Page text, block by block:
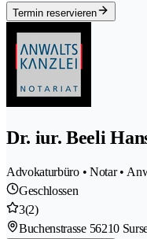
Termin reservieren
Dr. iur. Beeli
Advokaturbüro • Notar •
Geschlossen
3(2)
Buchenstrasse 56210